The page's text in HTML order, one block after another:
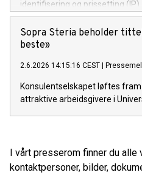
identifisering og prissetting (IP).
Sopra Steria beholder
beste»
2.6.2026 14:15:16 CEST |
Konsulentselskapet løftes
attraktive arbeidsgivere i
I vårt presserom finner du
kontaktpersoner, bilder,